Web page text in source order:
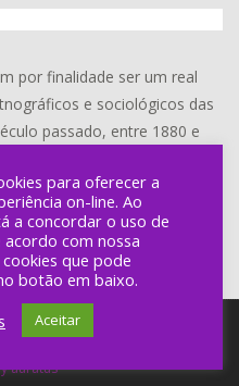
por finalidade ser um real
e sociológicos das
passado, entre 1880 e
Ramos - Produção de
auratus
para oferecer a
on-line. Ao
a concordar o uso de
acordo com nossa
que pode
botão em baixo.
Aceitar